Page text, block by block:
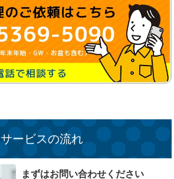
サービスの流れ
まずはお問い合わせください